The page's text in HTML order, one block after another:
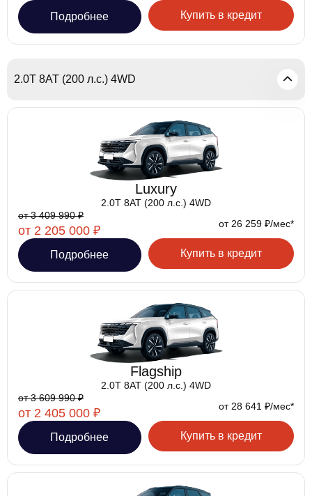
Подробнее Купить в кредит
2.0T 8AT (200 л.с.) 4WD
Luxury
2.0T 8AT (200 л.с.) 4WD
от 3 409 990 ₽
от 2 205 000 ₽ от 26 259 ₽/мес*
Подробнее Купить в кредит
Flagship
2.0T 8AT (200 л.с.) 4WD
от 3 609 990 ₽
от 2 405 000 ₽ от 28 641 ₽/мес*
Подробнее Купить в кредит